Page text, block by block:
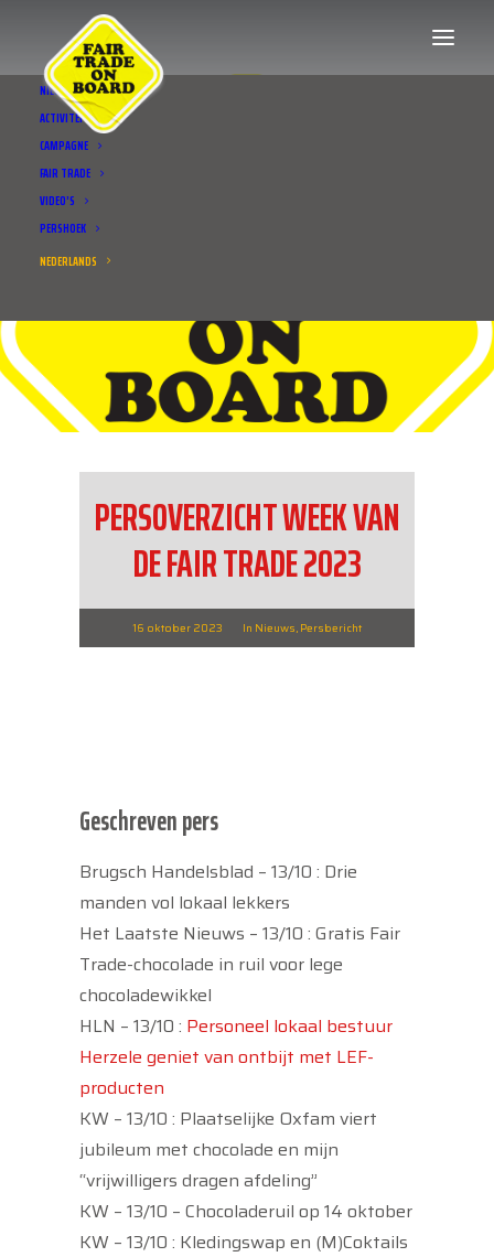
NIEUWS
ACTIVITEITEN
CAMPAGNE
FAIR TRADE
VIDEO’S
PERSHOEK
NEDERLANDS
PERSOVERZICHT WEEK VAN
DE FAIR TRADE 2023
16 oktober 2023 In Nieuws, Persbericht
Geschreven pers
Brugsch Handelsblad – 13/10 : Drie
manden vol lokaal lekkers
Het Laatste Nieuws – 13/10 : Gratis Fair
Trade-chocolade in ruil voor lege
chocoladewikkel
HLN – 13/10 : Personeel lokaal bestuur
Herzele geniet van ontbijt met LEF-
producten
KW – 13/10 : Plaatselijke Oxfam viert
jubileum met chocolade en mijn
“vrijwilligers dragen afdeling”
KW – 13/10 – Chocoladeruil op 14 oktober
KW – 13/10 : Kledingswap en (M)Coktails